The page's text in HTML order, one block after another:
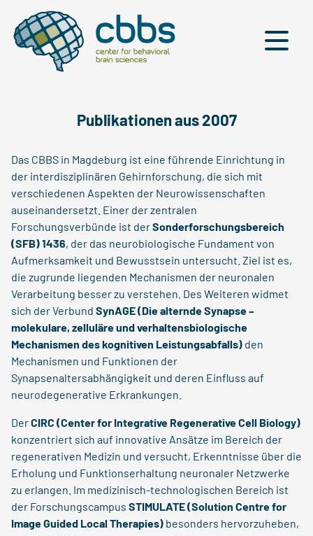
Menü
Publikationen aus 2007
Das CBBS in Magdeburg ist eine führende Einrichtung in
der interdisziplinären Gehirnforschung, die sich mit
verschiedenen Aspekten der Neurowissenschaften
auseinandersetzt. Einer der zentralen
Forschungsverbünde ist derSonderforschungsbereich
(SFB) 1436, der das neurobiologische Fundament von
Aufmerksamkeit und Bewusstsein untersucht. Ziel ist es,
die zugrunde liegenden Mechanismen der neuronalen
Verarbeitung besser zu verstehen. Des Weiteren widmet
sich der Verbund SynAGE (Die alternde Synapse –
molekulare, zelluläre und verhaltensbiologische
Mechanismen des kognitiven Leistungsabfalls) den
Mechanismen und Funktionen der
Synapsenaltersabhängigkeit und deren Einfluss auf
neurodegenerative Erkrankungen.
DerCIRC (Center for Integrative Regenerative Cell Biology)
konzentriert sich auf innovative Ansätze im Bereich der
regenerativen Medizin und versucht, Erkenntnisse über die
Erholung und Funktionserhaltung neuronaler Netzwerke
zu erlangen. Im medizinisch-technologischen Bereich ist
der Forschungscampus STIMULATE (Solution Centre for
Image Guided Local Therapies) besonders hervorzuheben,